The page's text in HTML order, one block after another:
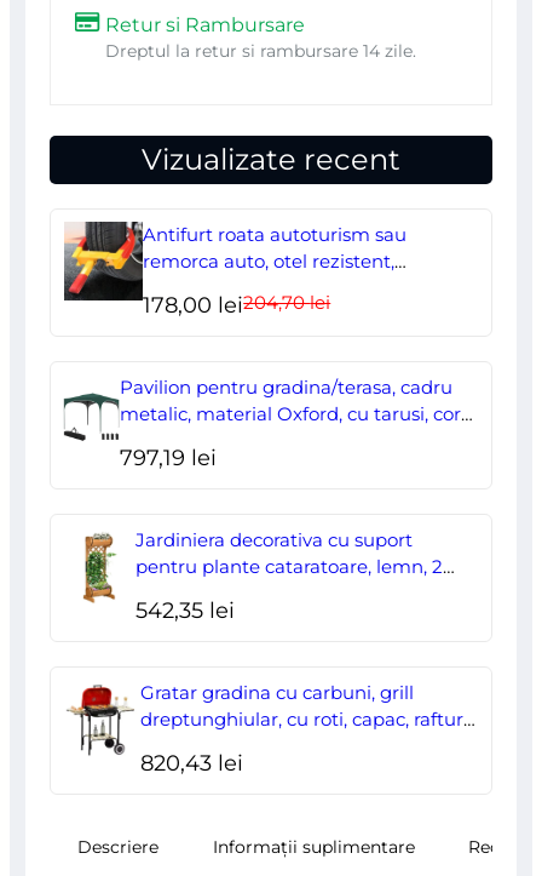
Retur si Rambursare
Dreptul la retur si rambursare 14 zile.
Vizualizate recent
Antifurt roata autoturism sau
remorca auto, otel rezistent,
204,70leiPrețul
a
fost:
178,00 lei
Prețul
este:
178,00 lei.
Pavilion pentru gradina/terasa, cadru
metalic, material Oxford, cu tarusi, corzi
2.95×2.95×2.55 m
797,19 lei
Jardiniera decorativa cu suport
pentru plante cataratoare, lemn, 2
542,35 lei
Gratar gradina cu carbuni, grill
dreptunghiular, cu roti, capac, rafturi,
820,43 lei
Descriere Informații suplimentare